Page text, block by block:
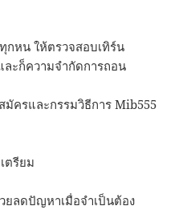
กหน ให้ตรวจสอบเทิร์น
ละก็ความจำกัดการถอน
ครและกรรมวิธีการ Mib555
ตรียม
ยลดปัญหาเมื่อจำเป็นต้อง